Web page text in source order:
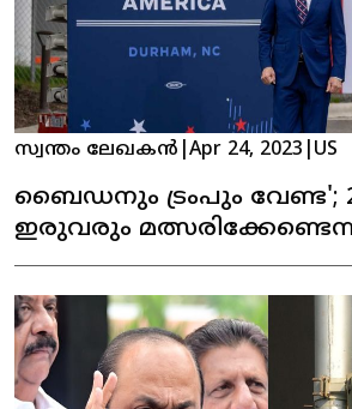
സ്വന്തം ലേഖകൻ Apr 24, 2023 US
ബൈഡനും ട്രംപും വേണ്ട';
ഇരുവരും
പുതിയ സർവേ